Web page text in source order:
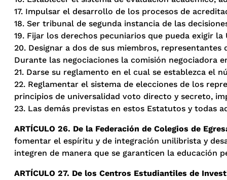
17. Impulsar el desarrollo de los procesos de
18. Ser tribunal de segunda instancia de las
19. Fijar los derechos pecuniarios que pueda exigir
20. Designar a dos de sus miembros,
Durante las negociaciones la comisión negociadora
21. Darse su reglamento en el cual se establezca el
22. Reglamentar el sistema de elecciones de los
principios de universalidad voto directo y secreto,
23. Las demás previstas en estos Estatutos y todas
ARTÍCULO 26. De la Federación de Colegios de
fomentar el espíritu y de integración unilibrista y
integren de manera que se garanticen la educación
ARTÍCULO 27. De los Centros Estudiantiles de